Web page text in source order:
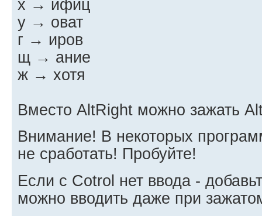
х → ифиц
у → оват
г → иров
щ → ание
ж → хотя
Вместо AltRight можно зажать
Внимание! В некоторых
не сработать! Пробуйте!
Если с Cotrol нет ввода -
можно вводить даже при